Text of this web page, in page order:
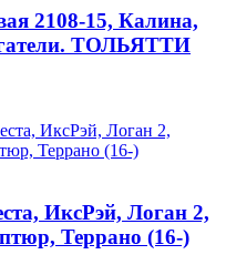
2108-15, Калина,
ТОЛЬЯТТИ
ИксРэй, Логан 2,
Террано (16-)